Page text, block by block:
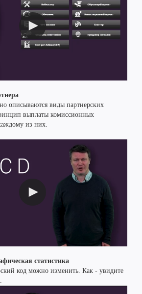
описываются виды партнерских
выплаты комиссионных
из них.
статистика
код можно изменить. Как - увидите